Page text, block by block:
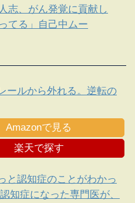
志、がん発覚に貢献し
てる」自己中ムー
ールから外れる。逆転の
Amazonで見る
楽天で探す
と認知症のことがわかっ
知症になった専門医が、